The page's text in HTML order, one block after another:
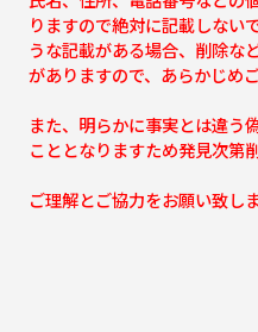
りますので絶対に記載しない
うな記載がある場合、削除な
がありますので、あらかじめ
また、明らかに事実とは違う
こととなりますため発見次第
ご理解とご協力をお願い致しま